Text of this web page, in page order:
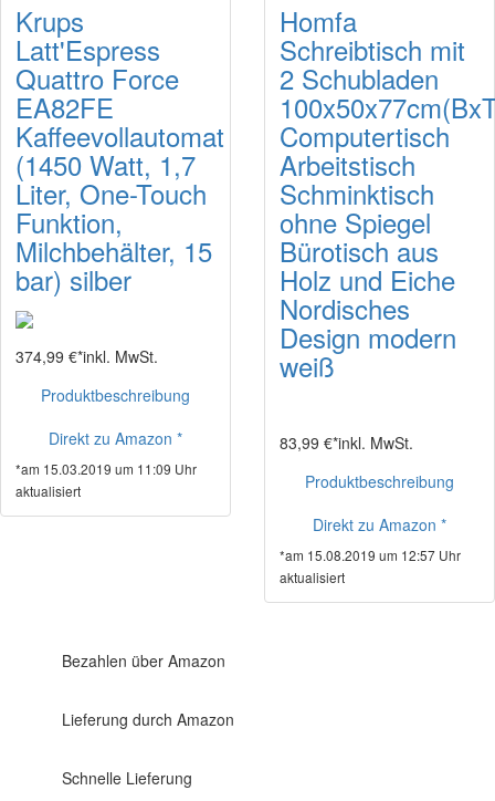
Krups
Latt'Espress
Quattro Force
EA82FE
Kaffeevollautomat
(1450 Watt, 1,7
Liter, One-Touch
Funktion,
Milchbehälter, 15
bar) silber
374,99 €*inkl. MwSt.
Produktbeschreibung
Direkt zu Amazon *
*am 15.03.2019 um 11:09 Uhr
aktualisiert
Homfa
Schreibtisch mit
2 Schubladen
Computertisch
Arbeitstisch
Schminktisch
ohne Spiegel
Bürotisch aus
Holz und Eiche
Nordisches
Design modern
weiß
83,99 €*inkl. MwSt.
Produktbeschreibung
Direkt zu Amazon *
*am 15.08.2019 um 12:57 Uhr
aktualisiert
Bezahlen über Amazon
Lieferung durch Amazon
Schnelle Lieferung